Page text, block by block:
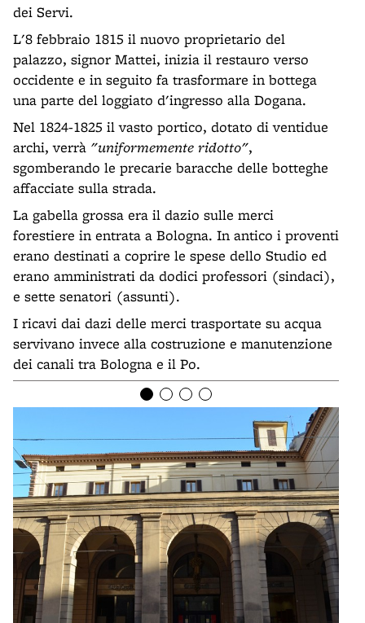
dei Servi.
L'8 febbraio 1815 il nuovo proprietario del
palazzo, signor Mattei, inizia il restauro verso
occidente e in seguito fa trasformare in bottega
una parte del loggiato d'ingresso alla Dogana.
Nel 1824-1825 il vasto portico, dotato di ventidue
archi, verrà "uniformemente ridotto",
sgomberando le precarie baracche delle botteghe
affacciate sulla strada.
La gabella grossa era il dazio sulle merci
forestiere in entrata a Bologna. In antico i proventi
erano destinati a coprire le spese dello Studio ed
erano amministrati da dodici professori (sindaci),
e sette senatori (assunti).
I ricavi dai dazi delle merci trasportate su acqua
servivano invece alla costruzione e manutenzione
dei canali tra Bologna e il Po.